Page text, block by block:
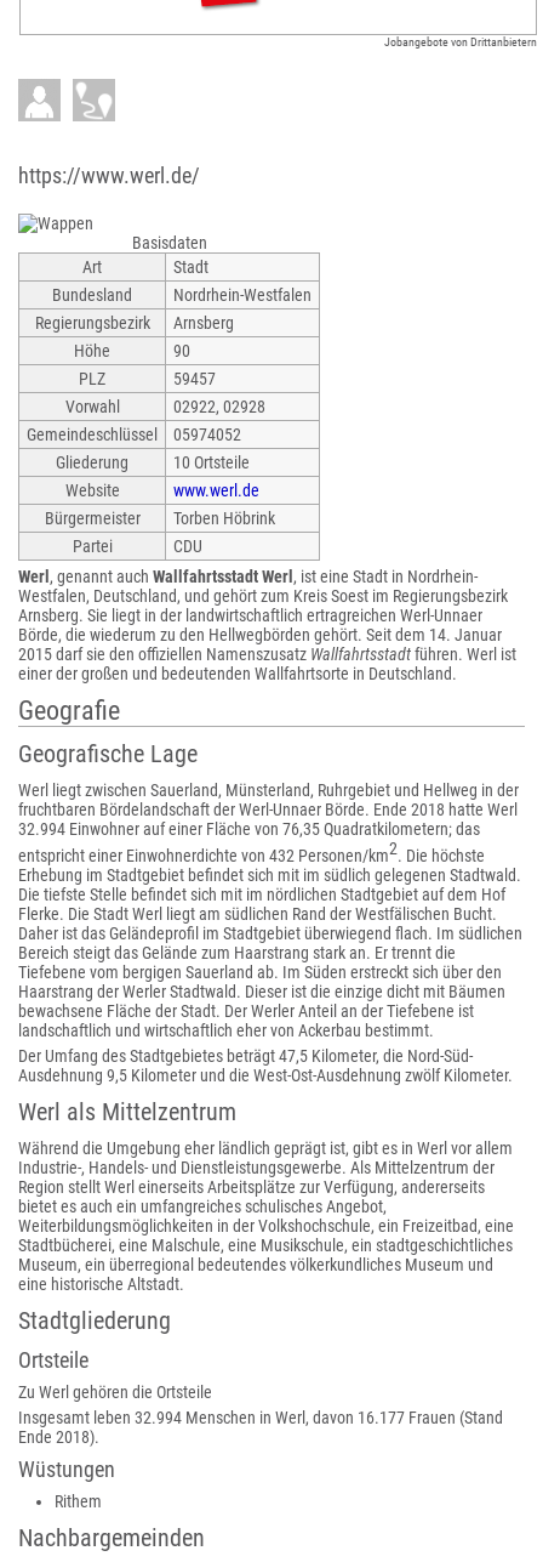
Jobangebote von Drittanbietern
https://www.werl.de/
Basisdaten
Art
Stadt
Bundesland
Nordrhein-Westfalen
Regierungsbezirk
Arnsberg
Höhe
90
PLZ
59457
Vorwahl
02922, 02928
Gemeindeschlüssel
05974052
Gliederung
10 Ortsteile
Website
www.werl.de
Bürgermeister
Torben Höbrink
Partei
CDU
Werl , genannt auch Wallfahrtsstadt Werl , ist eine Stadt in Nordrhein-
Westfalen, Deutschland, und gehört zum Kreis Soest im Regierungsbezirk
Arnsberg. Sie liegt in der landwirtschaftlich ertragreichen Werl-Unnaer
Börde, die wiederum zu den Hellwegbörden gehört. Seit dem 14. Januar
2015 darf sie den offiziellen Namenszusatz Wallfahrtsstadtführen. Werl ist
einer der großen und bedeutenden Wallfahrtsorte in Deutschland.
Geografie
Geografische Lage
Werl liegt zwischen Sauerland, Münsterland, Ruhrgebiet und Hellweg in der
fruchtbaren Bördelandschaft der Werl-Unnaer Börde. Ende 2018 hatte Werl
32.994 Einwohner auf einer Fläche von 76,35 Quadratkilometern; das
entspricht einer Einwohnerdichte von 432 Personen/km2. Die höchste
Erhebung im Stadtgebiet befindet sich mit im südlich gelegenen Stadtwald.
Die tiefste Stelle befindet sich mit im nördlichen Stadtgebiet auf dem Hof
Flerke. Die Stadt Werl liegt am südlichen Rand der Westfälischen Bucht.
Daher ist das Geländeprofil im Stadtgebiet überwiegend flach. Im südlichen
Bereich steigt das Gelände zum Haarstrang stark an. Er trennt die
Tiefebene vom bergigen Sauerland ab. Im Süden erstreckt sich über den
Haarstrang der Werler Stadtwald. Dieser ist die einzige dicht mit Bäumen
bewachsene Fläche der Stadt. Der Werler Anteil an der Tiefebene ist
landschaftlich und wirtschaftlich eher von Ackerbau bestimmt.
Der Umfang des Stadtgebietes beträgt 47,5 Kilometer, die Nord-Süd-
Ausdehnung 9,5 Kilometer und die West-Ost-Ausdehnung zwölf Kilometer.
Werl als Mittelzentrum
Während die Umgebung eher ländlich geprägt ist, gibt es in Werl vor allem
Industrie-, Handels- und Dienstleistungsgewerbe. Als Mittelzentrum der
Region stellt Werl einerseits Arbeitsplätze zur Verfügung, andererseits
bietet es auch ein umfangreiches schulisches Angebot,
Weiterbildungsmöglichkeiten in der Volkshochschule, ein Freizeitbad, eine
Stadtbücherei, eine Malschule, eine Musikschule, ein stadtgeschichtliches
Museum, ein überregional bedeutendes völkerkundliches Museum und
eine historische Altstadt.
Stadtgliederung
Ortsteile
Zu Werl gehören die Ortsteile
Insgesamt leben 32.994 Menschen in Werl, davon 16.177 Frauen (Stand
Ende 2018).
Wüstungen
Rithem
Nachbargemeinden